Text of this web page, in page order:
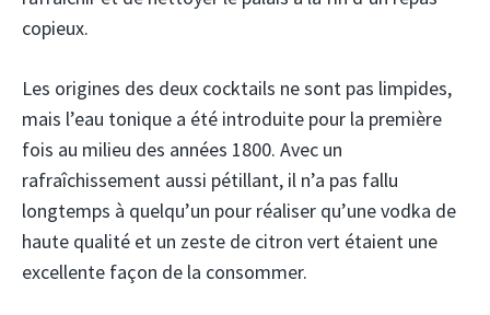
copieux.
Les origines des deux cocktails ne sont pas limpides,
mais l’eau tonique a été introduite pour la première
fois au milieu des années 1800. Avec un
rafraîchissement aussi pétillant, il n’a pas fallu
longtemps à quelqu’un pour réaliser qu’une vodka de
haute qualité et un zeste de citron vert étaient une
excellente façon de la consommer.